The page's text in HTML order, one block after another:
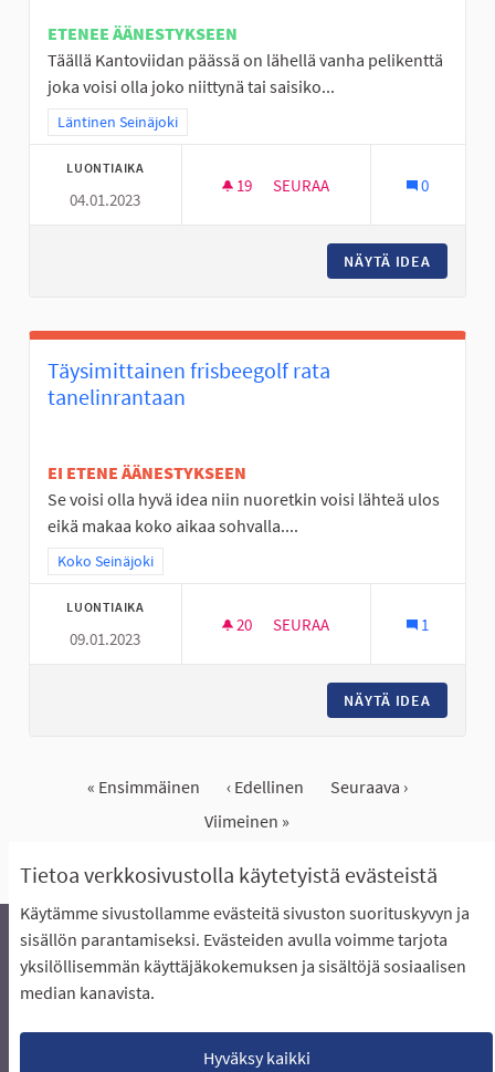
Tietoa verkkosivustolla käytetyistä evästeistä
Käytämme sivustollamme evästeitä sivuston suorituskyvyn ja
sisällön parantamiseksi. Evästeiden avulla voimme tarjota
yksilöllisemmän käyttäjäkokemuksen ja sisältöjä sosiaalisen
median kanavista.
Hyväksy kaikki
ETENEE ÄÄNESTYKSEEN
Täällä Kantoviidan päässä on lähellä vanha pelikenttä
joka voisi olla joko niittynä tai saisiko...
Rajaa tulokset teeman mukaan: Läntinen Seinäjoki
Läntinen Seinäjoki
LUONTIAIKA
04.01.2023
19 19 SEURAAJAA
SEURAA 0
NÄYTÄ IDEA
Täysimittainen frisbeegolf rata
tanelinrantaan
EI ETENE ÄÄNESTYKSEEN
Se voisi olla hyvä idea niin nuoretkin voisi lähteä ulos
eikä makaa koko aikaa sohvalla....
Rajaa tulokset teeman mukaan: Koko Seinäjoki
Koko Seinäjoki
LUONTIAIKA
09.01.2023
20 20 SEURAAJAA
SEURAA 1
NÄYTÄ IDEA
« Ensimmäinen ‹ Edellinen
Seuraava ›
Viimeinen »
Näytä kaikki peruutetut ideat
Äänestyksen pikaohjeet
Usein kysytyt kysymykset
Näin äänestät Asukasbudjetissa
Lataa avoimet datatiedostot